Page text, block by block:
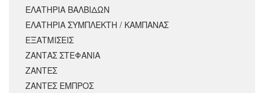
ΕΛΑΤΗΡΙΑ ΒΑΛΒΙΔΩΝ
ΕΛΑΤΗΡΙΑ ΣΥΜΠΛΕΚΤΗ / ΚΑΜΠΑΝΑΣ
ΕΞΑΤΜΙΣΕΙΣ
ΖΑΝΤΑΣ ΣΤΕΦΑΝΙΑ
ΖΑΝΤΕΣ
ΖΑΝΤΕΣ ΕΜΠΡΟΣ